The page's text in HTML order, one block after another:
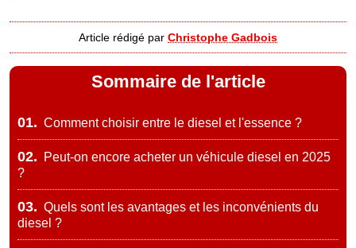
Article rédigé par Christophe Gadbois
Sommaire de l'article
01. Comment choisir entre le diesel et l'essence ?
02.
Peut-on encore acheter un véhicule diesel en 2025
?
03. Quels sont les avantages et les inconvénients du
diesel ?